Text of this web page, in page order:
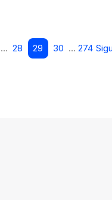
… 28 29 30 … 274